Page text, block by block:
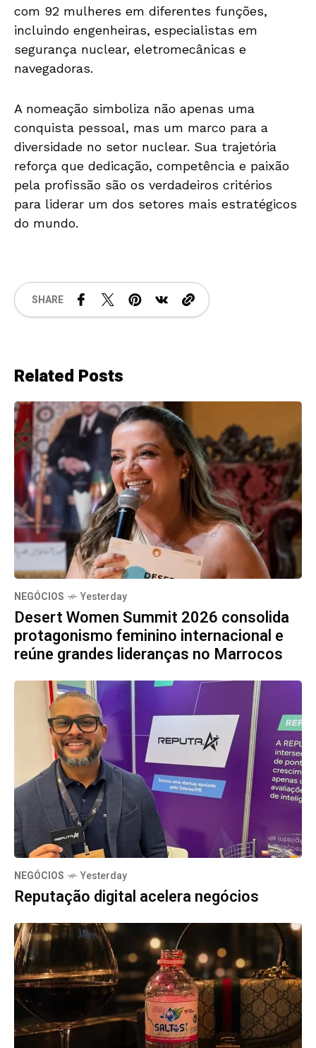
com 92 mulheres em diferentes funções,
incluindo engenheiras, especialistas em
segurança nuclear, eletromecânicas e
navegadoras.
A nomeação simboliza não apenas uma
conquista pessoal, mas um marco para a
diversidade no setor nuclear. Sua trajetória
reforça que dedicação, competência e paixão
pela profissão são os verdadeiros critérios
para liderar um dos setores mais estratégicos
do mundo.
SHARE
Related Posts
NEGÓCIOS Yesterday
Desert Women Summit 2026 consolida
protagonismo feminino internacional e
reúne grandes lideranças no Marrocos
NEGÓCIOS Yesterday
Reputação digital acelera negócios